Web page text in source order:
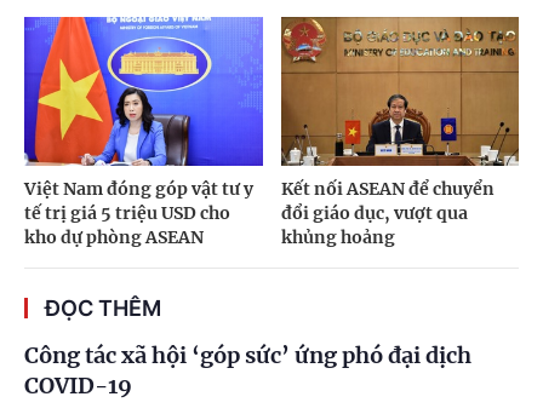
Việt Nam đóng góp vật tư y
tế trị giá 5 triệu USD cho
kho dự phòng ASEAN
Kết nối ASEAN để chuyển
đổi giáo dục, vượt qua
khủng hoảng
ĐỌC THÊM
Công tác xã hội ‘góp sức’ ứng phó đại dịch
COVID-19